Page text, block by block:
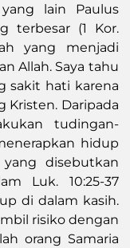
lain Paulus
terbesar (1 Kor.
yang menjadi
Allah. Saya tahu
sakit hati karena
Kristen. Daripada
tudingan-
hidup
disebutkan
Luk. 10:25-37
di dalam kasih.
risiko dengan
orang Samaria